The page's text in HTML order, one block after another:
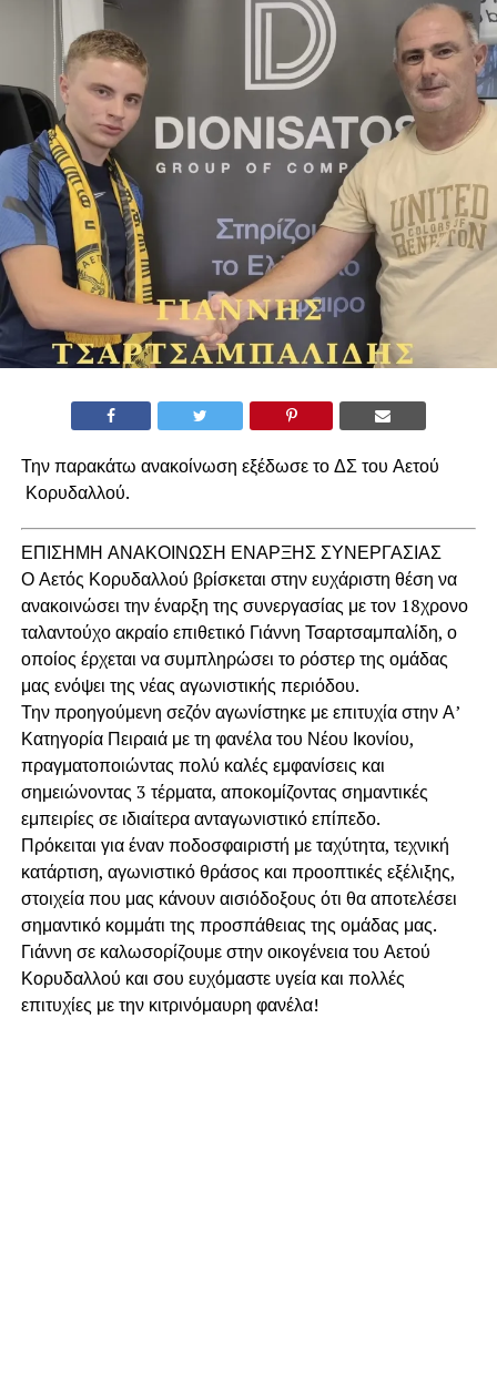
Την παρακάτω ανακοίνωση εξέδωσε το ΔΣ του Αετού
Κορυδαλλού.
ΕΠΙΣΗΜΗ ΑΝΑΚΟΙΝΩΣΗ ΕΝΑΡΞΗΣ ΣΥΝΕΡΓΑΣΙΑΣ
Ο Αετός Κορυδαλλού βρίσκεται στην ευχάριστη θέση να
ανακοινώσει την έναρξη της συνεργασίας με τον 18χρονο
ταλαντούχο ακραίο επιθετικό Γιάννη Τσαρτσαμπαλίδη, ο
οποίος έρχεται να συμπληρώσει το ρόστερ της ομάδας
μας ενόψει της νέας αγωνιστικής περιόδου.
Την προηγούμενη σεζόν αγωνίστηκε με επιτυχία στην Α’
Κατηγορία Πειραιά με τη φανέλα του Νέου Ικονίου,
πραγματοποιώντας πολύ καλές εμφανίσεις και
σημειώνοντας 3 τέρματα, αποκομίζοντας σημαντικές
εμπειρίες σε ιδιαίτερα ανταγωνιστικό επίπεδο.
Πρόκειται για έναν ποδοσφαιριστή με ταχύτητα, τεχνική
κατάρτιση, αγωνιστικό θράσος και προοπτικές εξέλιξης,
στοιχεία που μας κάνουν αισιόδοξους ότι θα αποτελέσει
σημαντικό κομμάτι της προσπάθειας της ομάδας μας.
Γιάννη σε καλωσορίζουμε στην οικογένεια του Αετού
Κορυδαλλού και σου ευχόμαστε υγεία και πολλές
επιτυχίες με την κιτρινόμαυρη φανέλα!